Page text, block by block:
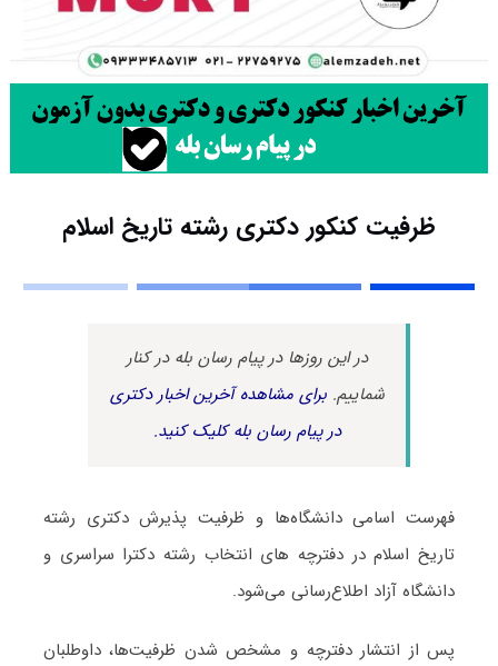
ظرفیت کنکور دکتری رشته ﺗﺎرﻳﺦ اﺳﻼم
در این روزها در پیام رسان بله در کنار
شماییم.برای مشاهده آخرین اخبار دکتری
در پیام رسان بله کلیک کنید.
فهرست اسامی دانشگاه‌ها و ظرفیت پذیرش دکتری رشته
ﺗﺎرﻳﺦ اﺳﻼم در دفترچه های انتخاب رشته دکترا سراسری و
دانشگاه آزاد اطلاع‌رسانی می‌شود.
پس از انتشار دفترچه و مشخص شدن ظرفیت‌ها، داوطلبان